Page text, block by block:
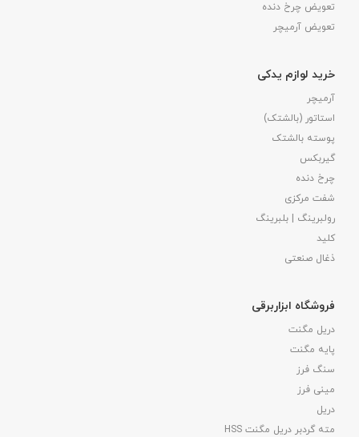
تعویض چرخ دنده
تعویض آرمیچر
خرید لوازم یدکی
آرمیچر
استاتور (بالشتک)
پوسته بالشتک
گیربکس
چرخ دنده
شفت مرکزی
رولبرینگ | بلبرینگ
کلید
ذغال صنعتی
فروشگاه ابزاربرقی
دریل مگنت
پایه مگنت
سنگ فرز
مینی فرز
دریل
مته گردبر دریل مگنت HSS